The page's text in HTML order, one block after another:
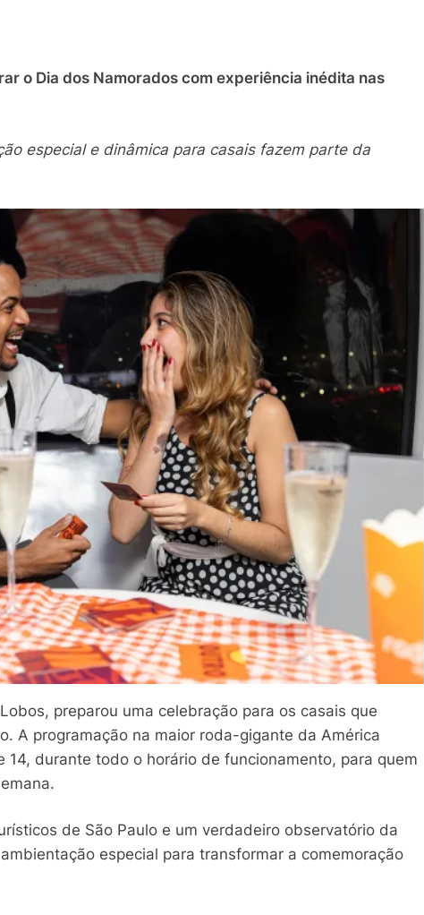
o Dia dos Namorados com experiência inédita nas
especial e dinâmica para casais fazem parte da
preparou uma celebração para os casais que
A programação na maior roda-gigante da América
durante todo o horário de funcionamento, para quem
de São Paulo e um verdadeiro observatório da
especial para transformar a comemoração